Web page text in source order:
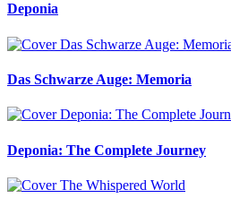
Deponia
Das Schwarze Auge: Memoria
Deponia: The Complete Journey